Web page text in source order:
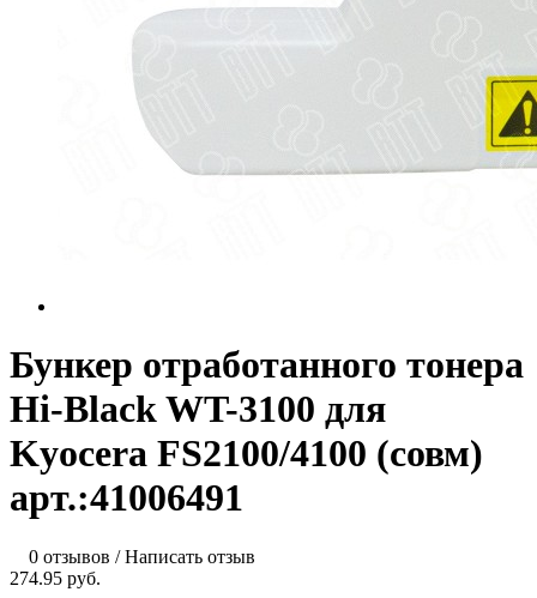
Бункер отработанного тонера
Hi-Black WT-3100 для
Kyocera FS2100/4100 (совм)
арт.:41006491
0 отзывов /Написать отзыв
274.95 руб.